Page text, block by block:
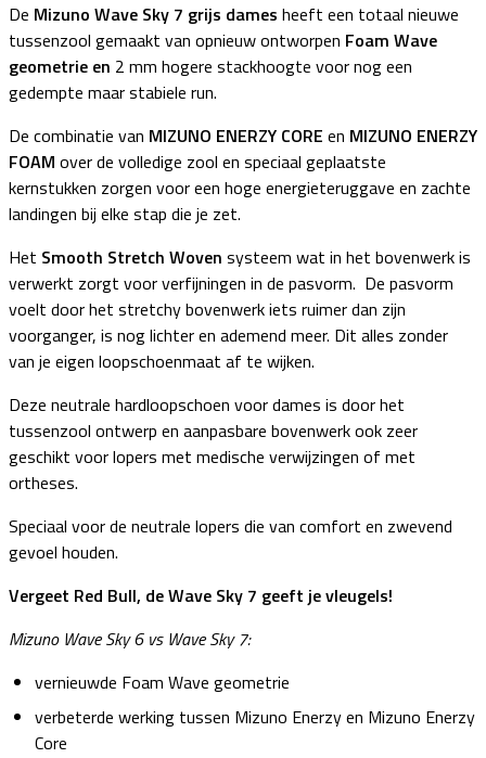
De Mizuno Wave Sky 7 grijs dames heeft een totaal nieuwe
tussenzool gemaakt van opnieuw ontworpen Foam Wave
geometrie en 2 mm hogere stackhoogte voor nog een
gedempte maar stabiele run.
De combinatie van MIZUNO ENERZY CORE en MIZUNO ENERZY
FOAM over de volledige zool en speciaal geplaatste
kernstukken zorgen voor een hoge energieteruggave en zachte
landingen bij elke stap die je zet.
Het Smooth Stretch Woven systeem wat in het bovenwerk is
verwerkt zorgt voor verfijningen in de pasvorm. De pasvorm
voelt door het stretchy bovenwerk iets ruimer dan zijn
voorganger, is nog lichter en ademend meer. Dit alles zonder
van je eigen loopschoenmaat af te wijken.
Deze neutrale hardloopschoen voor dames is door het
tussenzool ontwerp en aanpasbare bovenwerk ook zeer
geschikt voor lopers met medische verwijzingen of met
ortheses.
Speciaal voor de neutrale lopers die van comfort en zwevend
gevoel houden.
Vergeet Red Bull, de Wave Sky 7 geeft je vleugels!
Mizuno Wave Sky 6 vs Wave Sky 7:
vernieuwde Foam Wave geometrie
verbeterde werking tussen Mizuno Enerzy en Mizuno Enerzy
Core